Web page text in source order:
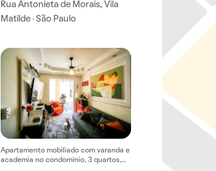
Rua Antonieta de Morais, Vila
Matilde · São Paulo
Apartamento mobiliado com varanda e
academia no condomínio, 3 quartos,